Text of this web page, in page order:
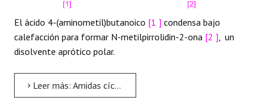
El ácido 4-(aminometil)butanoico [1 ] condensa bajo
calefacción para formar N-metilpirrolidin-2-ona [2 ], un
disolvente aprótico polar.
Leer más: Amidas cíclicas - Lactamas